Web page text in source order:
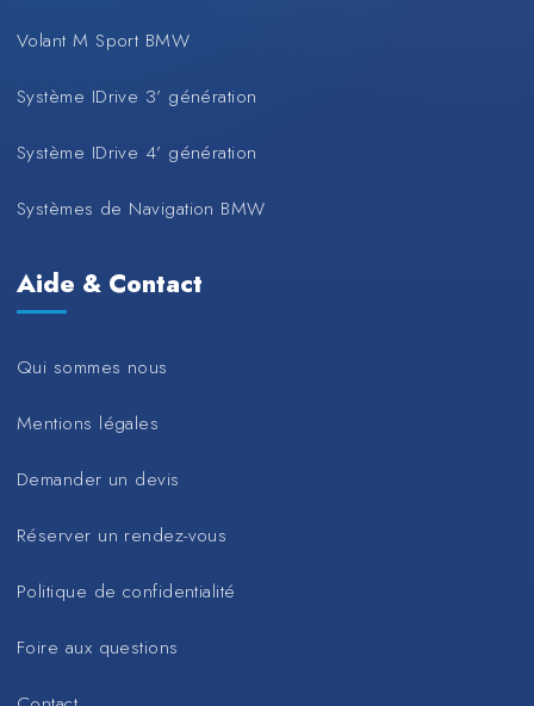
Volant M Sport BMW
Système IDrive 3’ génération
Système IDrive 4’ génération
Systèmes de Navigation BMW
Aide & Contact
Qui sommes nous
Mentions légales
Demander un devis
Réserver un rendez-vous
Politique de confidentialité
Foire aux questions